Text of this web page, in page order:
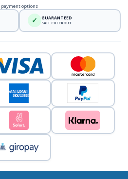
payment options
✓ GUARANTEED
SAFE CHECKOUT